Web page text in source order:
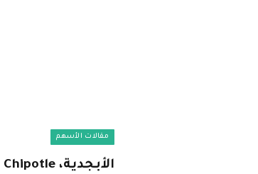
مقالات الأسهم